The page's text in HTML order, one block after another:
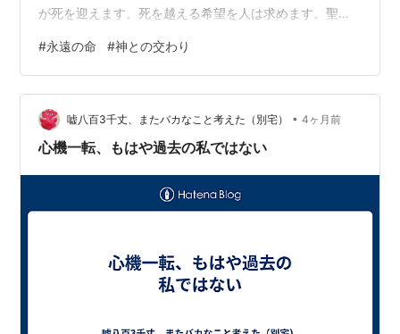
が死を迎えます。死を越える希望を人は求めます。聖書
払う報酬は死です。しかし、神の賜物は、わたしたちの
主キリスト・イエスによる永遠の命なのです。 テトス
3:7こうしてわたしたちは、キリストの恵みによって義と
され、希望どおり永遠の命を受け継ぐ者とされたので
す。 それでは永遠の命とはいったい何なのでしょうか。
#永遠の命 #神との交わり
嘘八百3千丈、またバカなこと考えた（別宅） • 4ヶ月前
心機一転、もはや過去の私ではない